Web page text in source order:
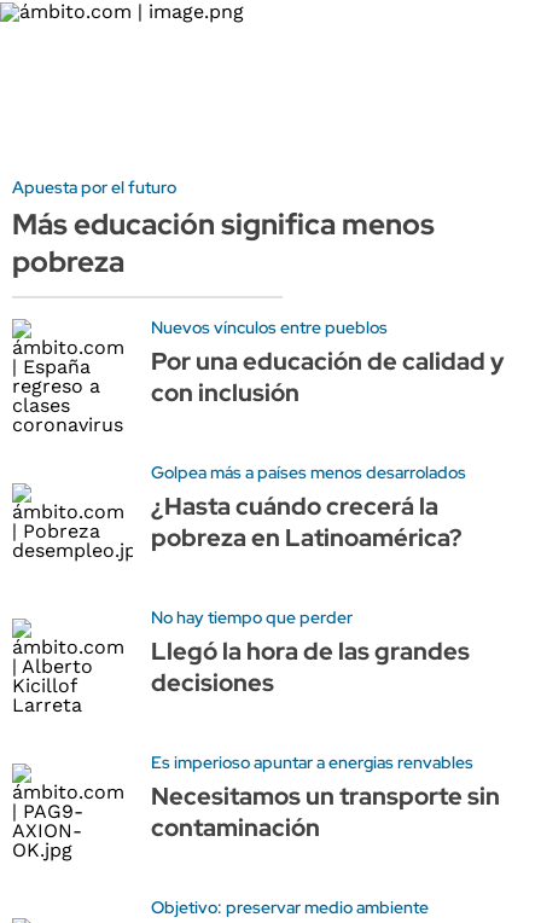
Apuesta por el futuro
Más educación significa menos
pobreza
Nuevos vínculos entre pueblos
Por una educación de calidad y
con inclusión
Golpea más a países menos desarrolados
¿Hasta cuándo crecerá la
pobreza en Latinoamérica?
No hay tiempo que perder
Llegó la hora de las grandes
decisiones
Es imperioso apuntar a energias renvables
Necesitamos un transporte sin
contaminación
Objetivo: preservar medio ambiente